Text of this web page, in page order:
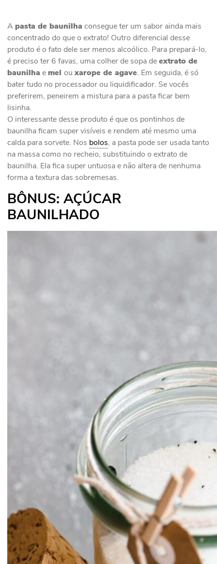
A pasta de baunilha consegue ter um sabor ainda mais
concentrado do que o extrato! Outro diferencial desse
produto é o fato dele ser menos alcoólico. Para prepará-lo,
é preciso ter 6 favas, uma colher de sopa deextrato de
baunilha emel ouxarope de agave. Em seguida, é só
bater tudo no processador ou liquidificador. Se vocês
preferirem, peneirem a mistura para a pasta ficar bem
lisinha.
O interessante desse produto é que os pontinhos de
baunilha ficam super visíveis e rendem até mesmo uma
calda para sorvete. Nos bolos, a pasta pode ser usada tanto
na massa como no recheio, substituindo o extrato de
baunilha. Ela fica super untuosa e não altera de nenhuma
forma a textura das sobremesas.
BÔNUS: AÇÚCAR
BAUNILHADO